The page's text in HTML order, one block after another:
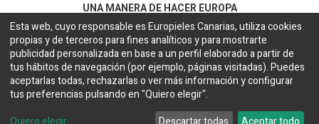
UNA MANERA DE HACER EUROPA
Aviso legal y política de privacidad
Copyright © EUROPIELES CANARIAS 2015 S.L.
Web desarrollada porBakata Solutions
Esta web, cuyo responsable es Europieles Canarias, utiliza cookies
propias y de terceros para fines analíticos y para mostrarte
publicidad personalizada en base a un perfil elaborado a partir de
tus hábitos de navegación (por ejemplo, páginas visitadas). Puedes
aceptarlas todas, rechazarlas o ver más información y configurar
tus preferencias pulsando en "Quiero elegir".